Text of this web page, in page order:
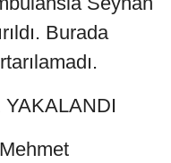
Burada